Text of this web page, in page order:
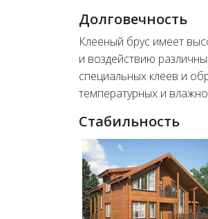
Долговечность
Клееный брус имеет
и воздействию
специальных клеев и
температурных и
Стабильность